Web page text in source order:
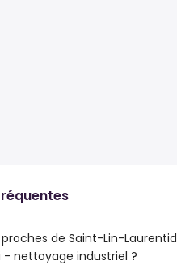
de Saint-Lin-
nettoyage industriel ?